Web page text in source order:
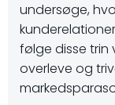
undersøge,
følge disse
overleve og